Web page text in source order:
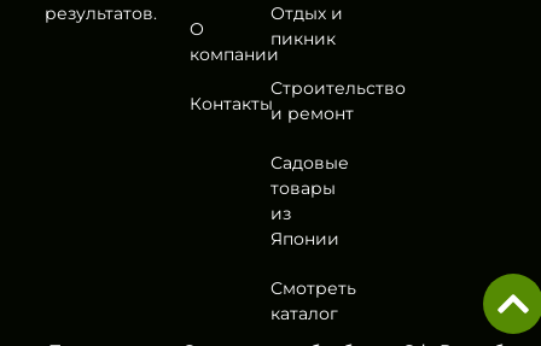
результатов.
О
компании
Контакты
Отдых и
пикник
Строительство
и ремонт
Садовые
товары
из
Японии
Смотреть
каталог